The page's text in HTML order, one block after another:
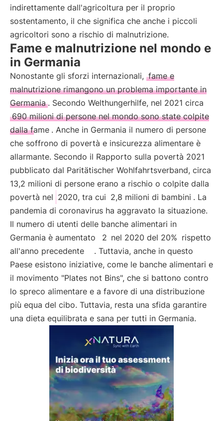
indirettamente dall'agricoltura per il proprio
sostentamento, il che significa che anche i piccoli
agricoltori sono a rischio di malnutrizione.
Fame e malnutrizione nel mondo e
in Germania
Nonostante gli sforzi internazionali, fame e
malnutrizione rimangono un problema importante in
Germania . Secondo Welthungerhilfe, nel 2021 circa
690 milioni di persone nel mondo sono state colpite
dalla fame . Anche in Germania il numero di persone
che soffrono di povertà e insicurezza alimentare è
allarmante. Secondo il Rapporto sulla povertà 2021
pubblicato dal Paritätischer Wohlfahrtsverband, circa
13,2 milioni di persone erano a rischio o colpite dalla
povertà nel 2020, tra cui 2,8 milioni di bambini . La
pandemia di coronavirus ha aggravato la situazione.
Il numero di utenti delle banche alimentari in
Germania è aumentato
2 nel 2020 del 20% rispetto
all'anno precedente
. Tuttavia, anche in questo
Paese esistono iniziative, come le banche alimentari e
il movimento "Plates not Bins", che si battono contro
lo spreco alimentare e a favore di una distribuzione
più equa del cibo. Tuttavia, resta una sfida garantire
una dieta equilibrata e sana per tutti in Germania.